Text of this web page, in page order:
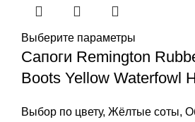
Выберите параметры
Сапоги Remington
Boots Yellow Waterfowl
Выбор по цвету, Жёлтые соты,